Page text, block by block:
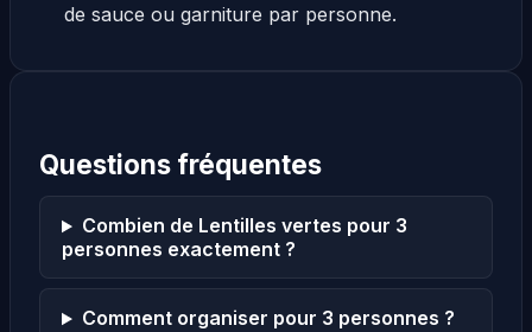
de sauce ou garniture par personne.
Questions fréquentes
Combien de Lentilles vertes pour 3
personnes exactement ?
Comment organiser pour 3 personnes ?